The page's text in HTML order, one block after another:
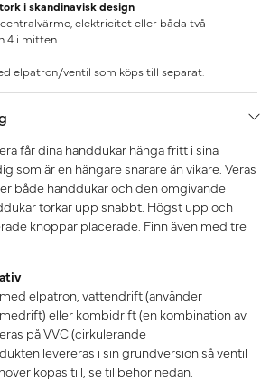
i skandinavisk design
elektricitet eller båda två
4 i mitten
elpatron/ventil som köps till separat.
får dina handdukar hänga fritt i sina
som är en hängare snarare än vikare. Veras
både handdukar och den omgivande
torkar upp snabbt. Högst upp och
knoppar placerade. Finn även med tre
elpatron, vattendrift (använder
eller kombidrift (en kombination av
på VVC (cirkulerande
levereras i sin grundversion så ventil
köpas till, se tillbehör nedan.